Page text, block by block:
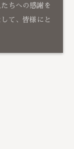
ちへの感謝を
て、皆様にと